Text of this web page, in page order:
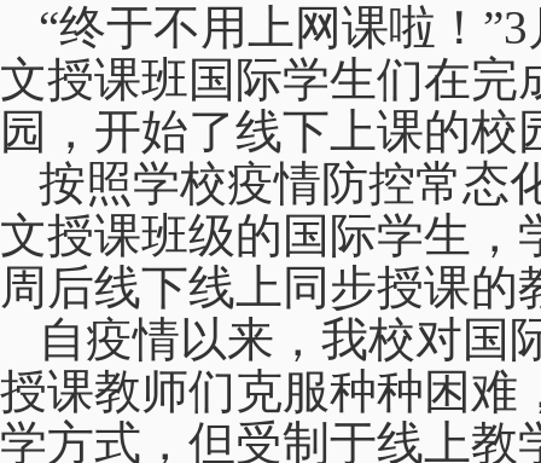
“终于不用上网课啦！”3
文授课班国际学生们在完
园，开始了线下上课的校
按照学校疫情防控常态
文授课班级的国际学生，
周后线下线上同步授课的
自疫情以来，我校对国
授课教师们克服种种困难
学方式，但受制于线上教